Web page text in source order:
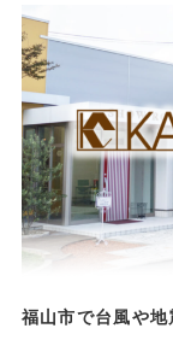
福山市で台風や